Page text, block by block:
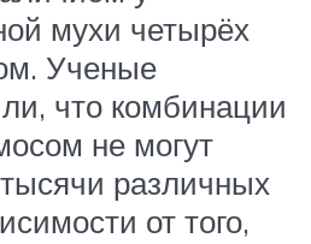
мухи четырёх
Ученые
что комбинации
не могут
различных
от того,